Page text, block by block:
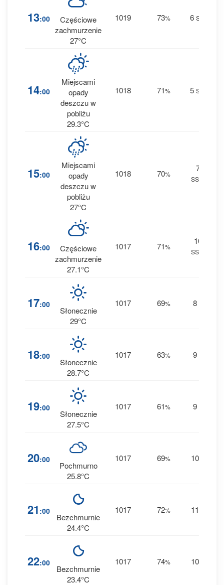
13:00
Częściowe
zachmurzenie
27°C
1019 73% 6 SW
14:00
Miejscami
opady
deszczu w
pobliżu
29.3°C
1018 71% 5 SW
15:00
Miejscami
opady
deszczu w
pobliżu
27°C
1018 70%
7
SSW
16:00
Częściowe
zachmurzenie
27.1°C
1017 71%
10
SSW
17:00
Słonecznie
29°C
1017 69% 8
18:00
Słonecznie
28.7°C
1017 63% 9
19:00
Słonecznie
27.5°C
1017 61% 9
20:00
Pochmurno
25.8°C
1017 69% 10
21 :00
Bezchmurnie
24.4°C
1017 72% 11
22:00
Bezchmurnie
23.4°C
1017 74% 10